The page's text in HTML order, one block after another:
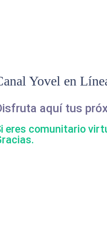
Yovel en
aquí tus
eres comunitario